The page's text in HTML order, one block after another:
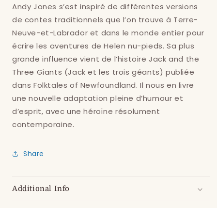
Andy Jones s’est inspiré de différentes versions
de contes traditionnels que l’on trouve à Terre-
Neuve-et-Labrador et dans le monde entier pour
écrire les aventures de Helen nu-pieds. Sa plus
grande influence vient de l’histoire Jack and the
Three Giants (Jack et les trois géants) publiée
dans Folktales of Newfoundland. Il nous en livre
une nouvelle adaptation pleine d’humour et
d’esprit, avec une héroïne résolument
contemporaine.
Share
Additional Info
Login required
Log in to your account to add products to
your wishlist and view your previously saved
items.
Login